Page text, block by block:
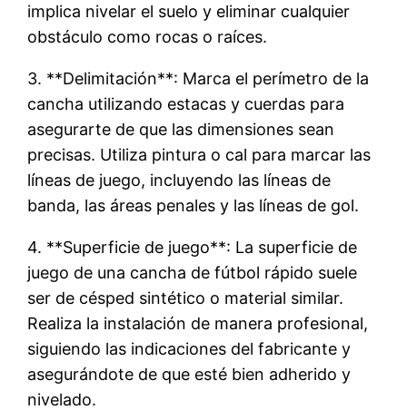
implica nivelar el suelo y eliminar cualquier
obstáculo como rocas o raíces.
3. **Delimitación**: Marca el perímetro de la
cancha utilizando estacas y cuerdas para
asegurarte de que las dimensiones sean
precisas. Utiliza pintura o cal para marcar las
líneas de juego, incluyendo las líneas de
banda, las áreas penales y las líneas de gol.
4. **Superficie de juego**: La superficie de
juego de una cancha de fútbol rápido suele
ser de césped sintético o material similar.
Realiza la instalación de manera profesional,
siguiendo las indicaciones del fabricante y
asegurándote de que esté bien adherido y
nivelado.